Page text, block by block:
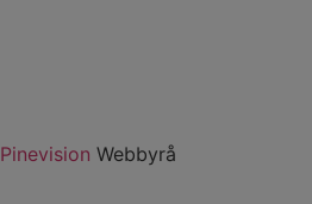
Pinevision Webbyrå